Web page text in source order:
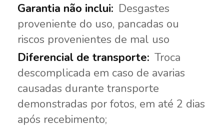
Desgastes
proveniente do uso, pancadas ou
riscos provenientes de mal uso
Troca
descomplicada em caso de avarias
causadas durante transporte
demonstradas por fotos, em até 2 dias
após recebimento;